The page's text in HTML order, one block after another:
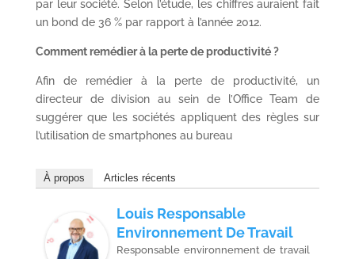
par leur société. Selon l’étude, les chiffres auraient fait
un bond de 36 % par rapport à l’année 2012.
Comment remédier à la perte de productivité ?
Afin de remédier à la perte de productivité, un
directeur de division au sein de l’Office Team de
suggérer que les sociétés appliquent des règles sur
l’utilisation de smartphones au bureau
À propos Articles récents
Louis Responsable
Environnement De Travail
Responsable environnement de travail